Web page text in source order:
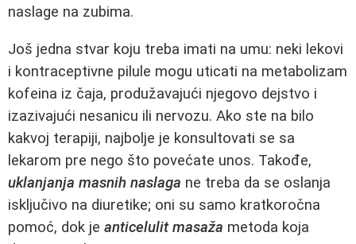
naslage na zubima.
Još jedna stvar koju treba imati na umu: neki lekovi
i kontraceptivne pilule mogu uticati na metabolizam
kofeina iz čaja, produžavajući njegovo dejstvo i
izazivajući nesanicu ili nervozu. Ako ste na bilo
kakvoj terapiji, najbolje je konsultovati se sa
lekarom pre nego što povećate unos. Takođe,
uklanjanja masnih naslaga ne treba da se oslanja
isključivo na diuretike; oni su samo kratkoročna
pomoć, dok je anticelulit masaža metoda koja